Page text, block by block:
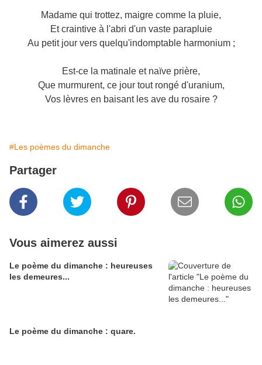
Madame qui trottez, maigre comme la pluie,
Et craintive à l'abri d'un vaste parapluie
Au petit jour vers quelqu'indomptable harmonium ;
Est-ce la matinale et naïve prière,
Que murmurent, ce jour tout rongé d'uranium,
Vos lèvres en baisant les ave du rosaire ?
#Les poèmes du dimanche
Partager
Vous aimerez aussi
Le poème du dimanche : heureuses
les demeures...
Le poème du dimanche : quare.